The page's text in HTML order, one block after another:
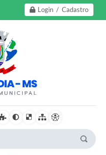
Login / Cadastro